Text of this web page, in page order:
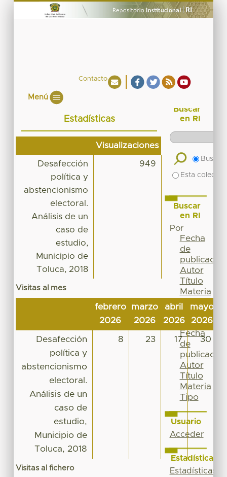
Contacto
Menú
Estadísticas
Visualizaciones
Desafección
política y
abstencionismo
electoral.
Análisis de un
caso de
estudio,
Municipio de
Toluca, 2018
949
Visitas al mes
febrero
2026
marzo
2026
abril
2026
mayo
2026
Desafección
política y
abstencionismo
electoral.
Análisis de un
caso de
estudio,
Municipio de
Toluca, 2018
8 23 17 30
Visitas al fichero
Buscar
en RI
Buscar
Esta
Buscar
en RI
Por
Fecha
de
publicación
Autor
Título
Materia
Tipo
colección
Fecha
de
publicación
Autor
Título
Materia
Tipo
Usuario
Acceder
Estadísticas
Estadísticas